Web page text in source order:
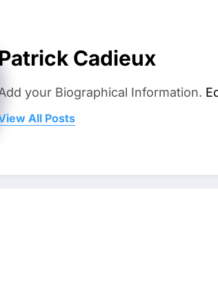
Cadieux
your Biographical Information.
All Posts